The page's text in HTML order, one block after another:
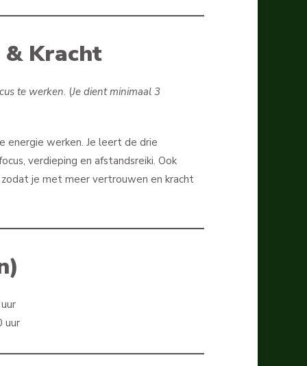
& Kracht
te werken. (Je dient minimaal 3
energie werken. Je leert de drie
verdieping en afstandsreiki. Ook
zodat je met meer vertrouwen en kracht
uur